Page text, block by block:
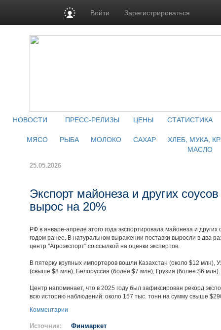
Войти Зарегистрироваться
НОВОСТИ ПРЕСС-РЕЛИЗЫ ЦЕНЫ
СТАТИСТИКА
МЯСО
РЫБА МОЛОКО САХАР
ХЛЕБ, МУКА,
МАСЛО
25.05.2026
Экспорт майонеза и других
вырос на 20%
РФ в январе-апреле этого года экспортировала майонеза и
годом ранее. В натуральном выражении поставки выросли в два
центр "Агроэкспорт" со ссылкой на оценки экспертов.
В пятерку крупных импортеров вошли Казахстан (около $12 млн),
(свыше $8 млн), Белоруссия (более $7 млн), Грузия (более $6 млн).
Центр напоминает, что в 2025 году был зафиксирован рекорд
всю историю наблюдений: около 157 тыс. тонн на сумму свыше
Комментарии
Источник:
Финмаркет